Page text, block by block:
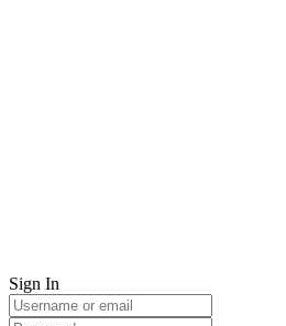
Sign In